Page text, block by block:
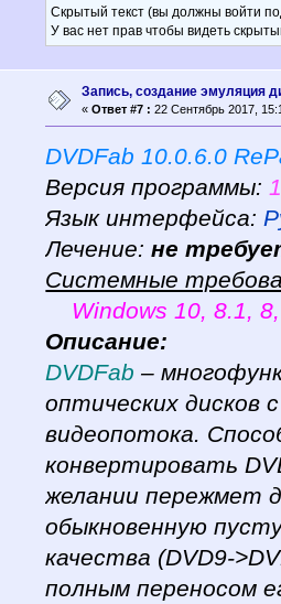
Скрытый текст (вы должны войти
У вас нет прав чтобы видеть
Запись, создание эмуляция
« Ответ #7 : 22 Сентябрь 2017,
DVDFab 10.0.6.0
Версия программы:
Язык интерфейса:
Лечение:не
Системные
Windows 10, 8.1,
Описание:
DVDFab –
оптических дисков
видеопотока.
конвертировать
желании пережмет
обыкновенную
качества (DVD9-
полным переносом